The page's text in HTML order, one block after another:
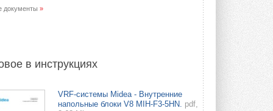
документы »
в инструкциях
VRF-системы Midea - Внутренние
напольные блоки V8 MIH-F3-5HN. pdf,